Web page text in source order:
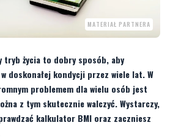
tryb życia to dobry sposób, aby
doskonałej kondycji przez wiele lat. W
z tym skutecznie walczyć. Wystarczy,
kalkulator BMI oraz zaczniesz
często bywa problematyczne i zajmuje
tego względu lepiej unikać nadwagi i na bieżąco